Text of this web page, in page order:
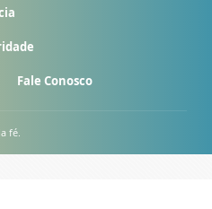
Fale Conosco
fé.